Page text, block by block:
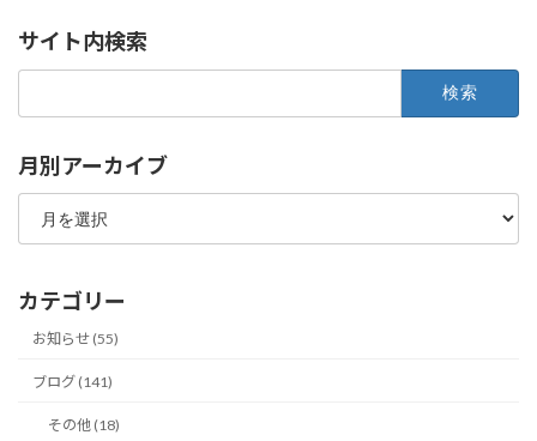
サイト内検索
月別アーカイブ
月
ア
カ
イ
カテゴリー
お知らせ (55)
ブログ (141)
その他 (18)